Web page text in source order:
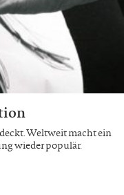
Weltweit macht ein
wieder populär.